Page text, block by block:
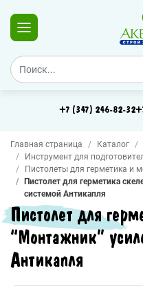
+7 (347) 246-82-32
Главная страница Каталог
Инструмент для
Пистолеты для герметика и
Пистолет для герметика
системой Антикапля
Пистолет для
“Монтажник”
Антикапля